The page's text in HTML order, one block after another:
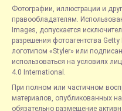
Фотографии, иллюстрации и
правообладателям.
Images, допускается
разрешения фотоагентства
логотипом «Styler» или
использоваться на условиях
4.0 International.
При полном или частичном
материалов, опубликованных
обязательно размещение